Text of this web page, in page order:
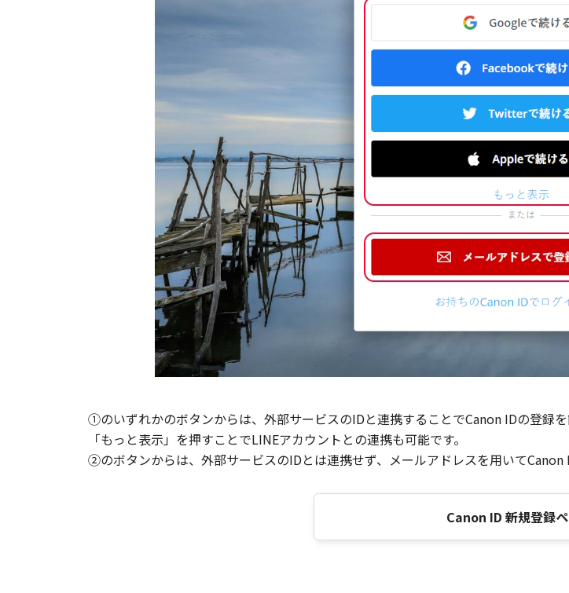
①のいずれかのボタンからは、外部サービスのIDと連携することでCanon IDの登録を
「もっと表示」を押すことでLINEアカウントとの連携も可能です。
②のボタンからは、外部サービスのIDとは連携せず、メールアドレスを用いてCanon
Canon ID 新規登録